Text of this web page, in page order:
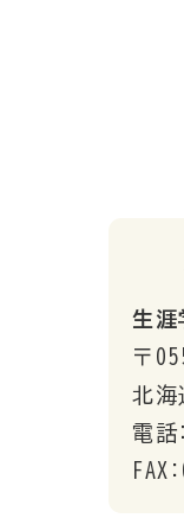
生涯
〒
北海
電